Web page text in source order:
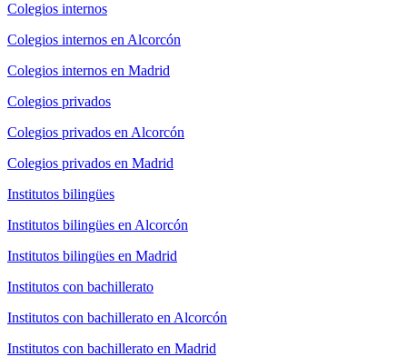
Colegios internos
Colegios internos en Alcorcón
Colegios internos en Madrid
Colegios privados
Colegios privados en Alcorcón
Colegios privados en Madrid
Institutos bilingües
Institutos bilingües en Alcorcón
Institutos bilingües en Madrid
Institutos con bachillerato
Institutos con bachillerato en Alcorcón
Institutos con bachillerato en Madrid